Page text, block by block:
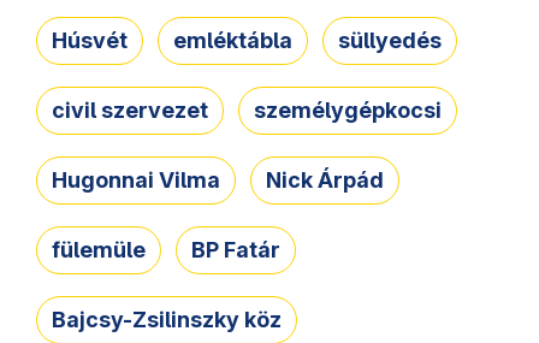
Húsvét emléktábla süllyedés
civil szervezet személygépkocsi
Hugonnai Vilma Nick Árpád
fülemüle BP Fatár
Bajcsy-Zsilinszky köz